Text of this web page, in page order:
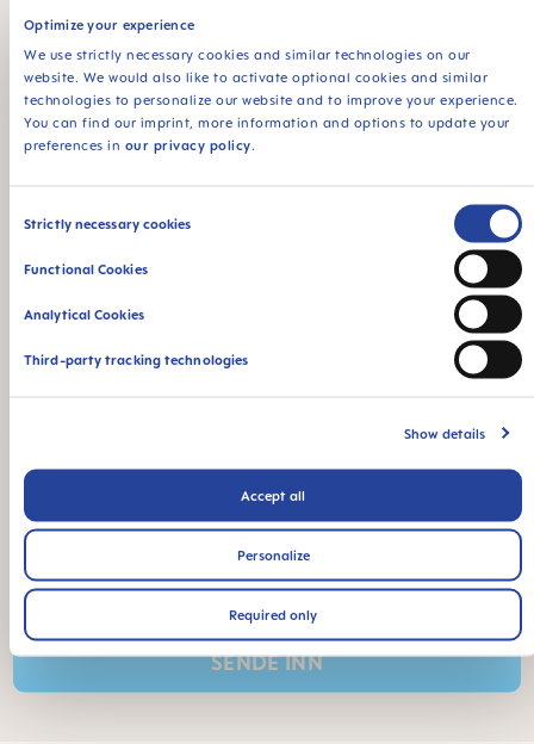
Optimize your experience
We use strictly necessary cookies and similar technologies on our
website. We would also like to activate optional cookies and similar
technologies to personalize our website and to improve your experience.
You can find our imprint, more information and options to update your
preferences in our privacy policy.
Strictly necessary cookies
Functional Cookies
Analytical Cookies
Third-party tracking technologies
Show details
Accept all
Personalize
Required only
Hvordan fikk du høre om varemerket MAM?
produktnyheter, konkurranser, arrangementer i nærheten av
meg og aktuelle kampanjer (f.eks. rabatter). I tillegg ønsker
jeg å få persontilpassede produktforslag, kuponger og
forespørsler om produktvurderinger. I tillegg er jeg
interessert i markedsundersøkelser og produkttester som
gjelder MAM-produkter. Samtykket kan når som helst
Jeg samtykker i at informasjonen min blir lagret og behandlet
klar over at jeg når som helst kan tilbakekalle mitt samtykke.
Vær oppmerksom på at det kreves samtykke for å kunne
bruke tjenestene du har valgt.
* Påkrevet felt
SENDE INN